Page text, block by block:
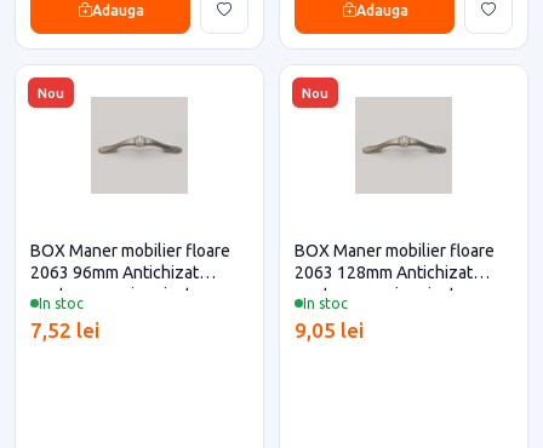
Adauga Adauga
Nou
In stoc
BOX Maner mobilier floare
2063 96mm Antichizat
pentru casa si proiecte
7,52 lei
Nou
In stoc
BOX Maner mobilier floare
2063 128mm Antichizat
pentru casa si proiecte
9,05 lei